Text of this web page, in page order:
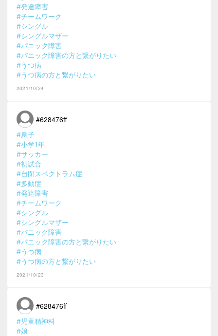
#発達障害
#チームワーク
#シングル
#シングルマザー
#パニック障害
#パニック障害の方と繋がりたい
#うつ病
#うつ病の方と繋がりたい
2021/10/24
#628476ff
#息子
#小学1年
#サッカー
#初試合
#自閉スペクトラム症
#多動症
#発達障害
#チームワーク
#シングル
#シングルマザー
#パニック障害
#パニック障害の方と繋がりたい
#うつ病
#うつ病の方と繋がりたい
2021/10/23
#628476ff
#児童精神科
#娘